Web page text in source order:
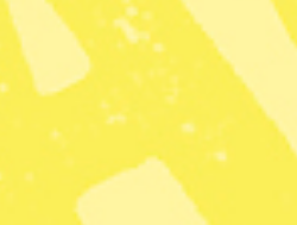
komma att flyttas.
Det andra området som
naturreservat under kommande
Storskogen och Ålstensskogen i
en framtida avloppstunnel
och något som också måste
naturreservat kan bli av i ett